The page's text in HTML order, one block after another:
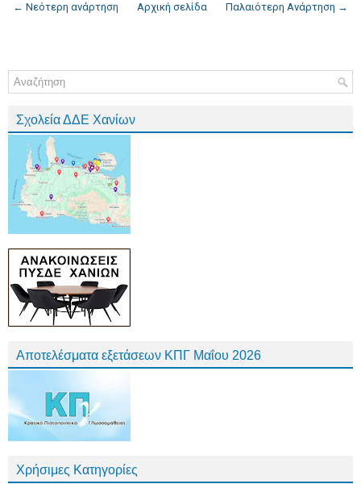
← Νεότερη ανάρτηση Παλαιότερη Ανάρτηση →
Αρχική σελίδα
Σχολεία ΔΔΕ Χανίων
Αποτελέσματα εξετάσεων ΚΠΓ Μαΐου 2026
Χρήσιμες Κατηγορίες